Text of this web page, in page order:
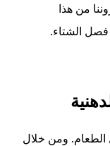
مخزوننا من هذا
فصل الشتاء.
الطعام. ومن خلال